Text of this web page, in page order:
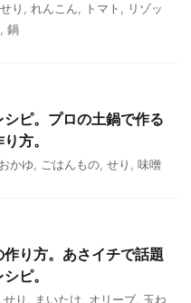
せり れんこん トマト
リゾッ
鍋
ピ。プロの土鍋で作る
方。
おかゆ ごはんもの せり 味噌
り方。あさイチで話題
ピ。
せり まいたけ オリーブ 玉ね